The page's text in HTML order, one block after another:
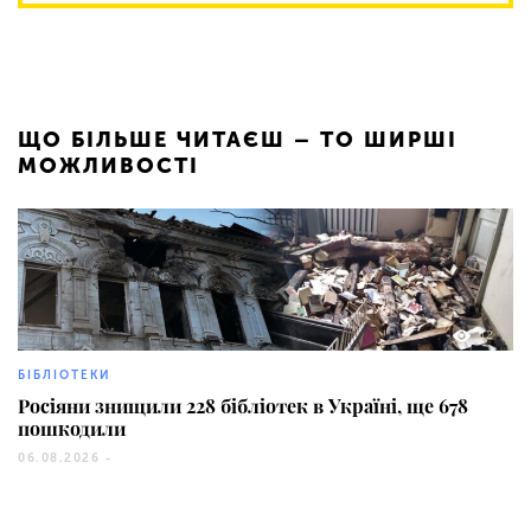
ЩО БІЛЬШЕ ЧИТАЄШ – ТО ШИРШІ
МОЖЛИВОСТІ
12
БІБЛІОТЕКИ
Росіяни знищили 228 бібліотек в Україні, ще 678
пошкодили
06.08.2026 -